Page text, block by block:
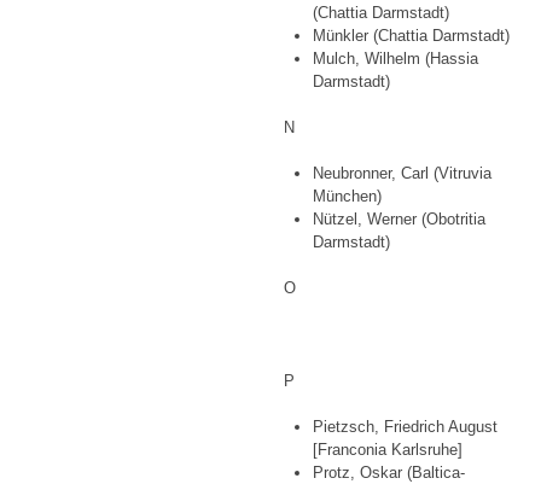
(Chattia Darmstadt)
Münkler (Chattia Darmstadt)
Mulch, Wilhelm (Hassia
Darmstadt)
N
Neubronner, Carl (Vitruvia
München)
Nützel, Werner (Obotritia
Darmstadt)
O
P
Pietzsch, Friedrich August
[Franconia Karlsruhe]
Protz, Oskar (Baltica-